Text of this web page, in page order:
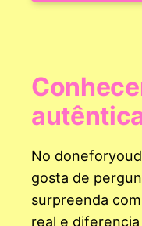
No
gosta de
surpreenda
real e